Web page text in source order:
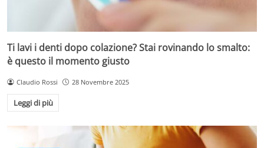
Ti lavi i denti dopo colazione? Stai rovinando lo smalto:
è questo il momento giusto
Claudio Rossi 28 Novembre 2025
Leggi di più